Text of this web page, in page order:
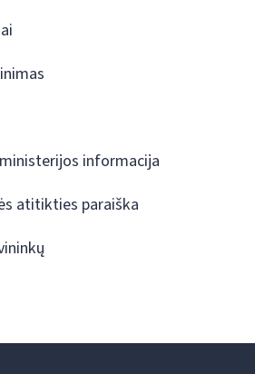
informacija
atitikties paraiška